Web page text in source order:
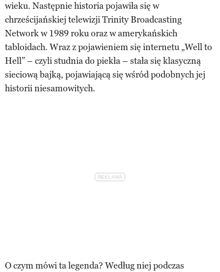
wieku. Następnie historia pojawiła się w
chrześcijańskiej telewizji Trinity Broadcasting
Network w 1989 roku oraz w amerykańskich
tabloidach. Wraz z pojawieniem się internetu „Well to
Hell” – czyli studnia do piekła – stała się klasyczną
sieciową bajką, pojawiającą się wśród podobnych jej
historii niesamowitych.
O czym mówi ta legenda? Według niej podczas